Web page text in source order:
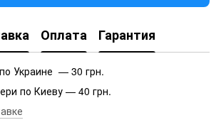
Оплата Гарантия
Украине — 30 грн.
по Киеву — 40 грн.